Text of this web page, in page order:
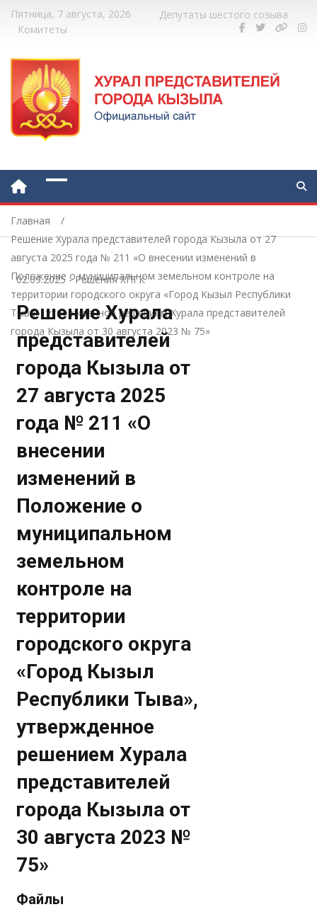
Пятница, 7 августа, 2026
Депутаты шестого созыва
Комитеты
Главная
Решение Хурала представителей города Кызыла от 27
августа 2025 года № 211 «О внесении изменений в
Положение о муниципальном земельном контроле на
территории городского округа «Город Кызыл Республики
Тыва», утвержденное решением Хурала представителей
города Кызыла от 30 августа 2023 № 75»
02.09.2025 - Решения ХПГК
Решение Хурала
представителей
города Кызыла от
27 августа 2025
года № 211 «О
внесении
изменений в
Положение о
муниципальном
земельном
контроле на
территории
городского округа
«Город Кызыл
Республики Тыва»,
утвержденное
решением Хурала
представителей
города Кызыла от
30 августа 2023 №
75»
Файлы